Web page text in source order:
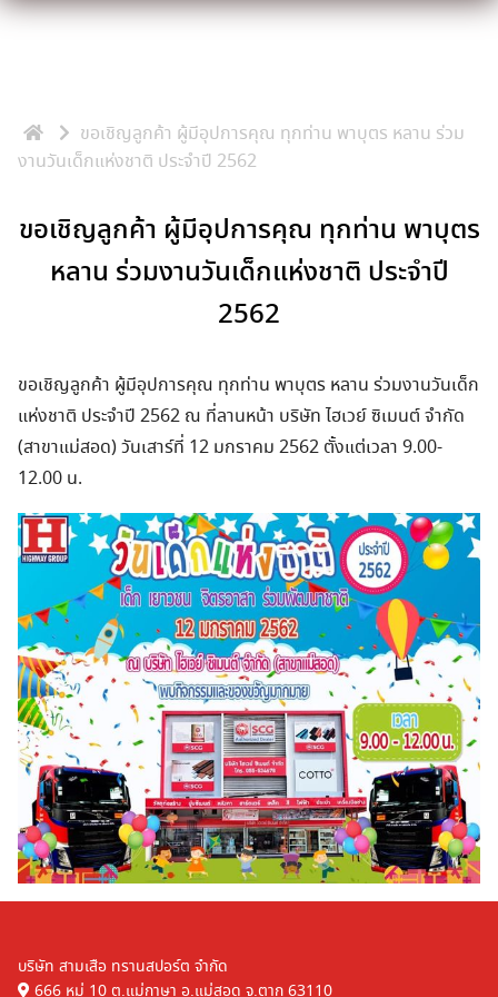
Skip
Search
for:
Search
ขอเชิญลูกค้า ผู้มีอุปการคุณ ทุกท่าน พาบุตร หลาน ร่วม
งานวันเด็กแห่งชาติ ประจำปี 2562
ขอเชิญลูกค้า ผู้มีอุปการคุณ ทุกท่าน พาบุตร
หลาน ร่วมงานวันเด็กแห่งชาติ ประจำปี
2562
ขอเชิญลูกค้า ผู้มีอุปการคุณ ทุกท่าน พาบุตร หลาน ร่วมงานวันเด็ก
แห่งชาติ ประจำปี 2562 ณ ที่ลานหน้า บริษัท ไฮเวย์ ซิเมนต์ จำกัด
(สาขาแม่สอด) วันเสาร์ที่ 12 มกราคม 2562 ตั้งแต่เวลา 9.00-
12.00 น.
บริษัท สามเสือ ทรานสปอร์ต จำกัด
666 หมู่ 10 ต.แม่กาษา อ.แม่สอด จ.ตาก 63110